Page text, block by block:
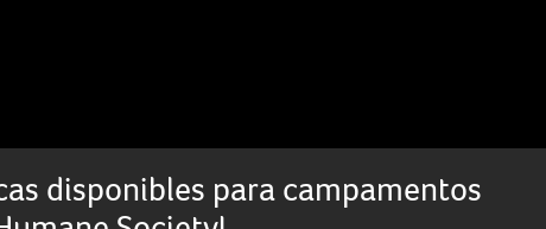
disponibles para campamentos